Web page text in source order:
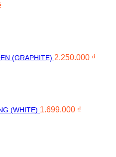
(GRAPHITE) 2.250.000 ₫
(WHITE) 1.699.000 ₫